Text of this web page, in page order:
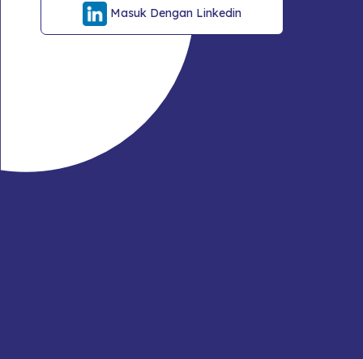
Masuk Dengan Linkedin